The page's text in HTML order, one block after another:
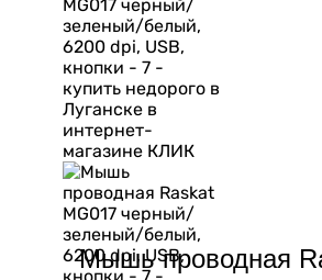
Мышь проводная